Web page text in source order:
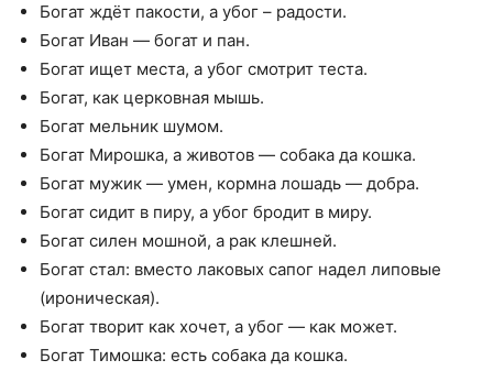
Богат ждёт пакости, а убог – радости.
Богат Иван — богат и пан.
Богат ищет места, а убог смотрит теста.
Богат, как церковная мышь.
Богат мельник шумом.
Богат Мирошка, а животов — собака да кошка.
Богат мужик — умен, кормна лошадь — добра.
Богат сидит в пиру, а убог бродит в миру.
Богат силен мошной, а рак клешней.
Богат стал: вместо лаковых сапог надел липовые
(ироническая).
Богат творит как хочет, а убог — как может.
Богат Тимошка: есть собака да кошка.